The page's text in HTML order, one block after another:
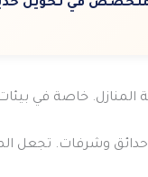
في تحويل
خاصة في بيئات
وشرفات. تجعل